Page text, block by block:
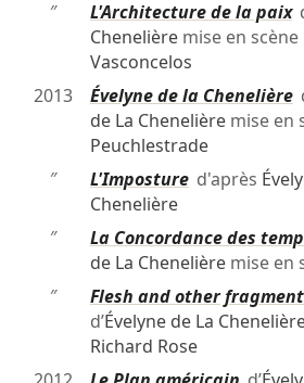
″
L'Architecture de la paix
Chenelièremise en scène
Vasconcelos
2013
Évelyne de la Chenelière
de La Chenelièremise en
Peuchlestrade
″
L'Impostured'après
Chenelière
″
La Concordance des
de La Chenelièremise en
″
Flesh and other
d’Évelyne de La
Richard Rose